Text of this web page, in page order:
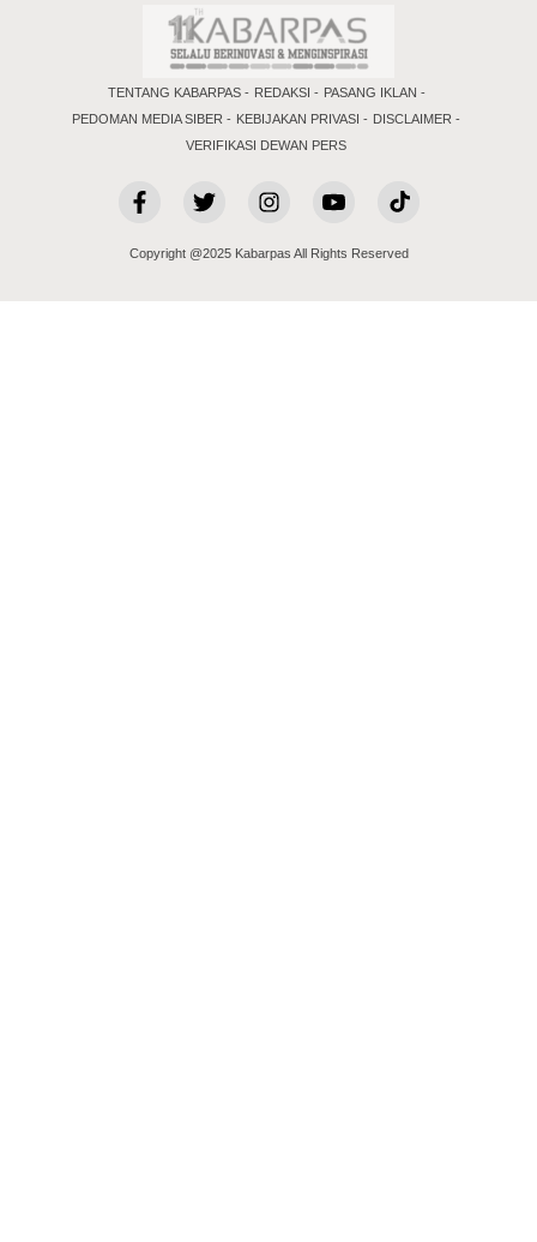
TENTANG KABARPAS REDAKSI
PASANG IKLAN
PEDOMAN MEDIA SIBER
KEBIJAKAN PRIVASI
DISCLAIMER
VERIFIKASI DEWAN PERS
Copyright @2025 Kabarpas All Rights Reserved